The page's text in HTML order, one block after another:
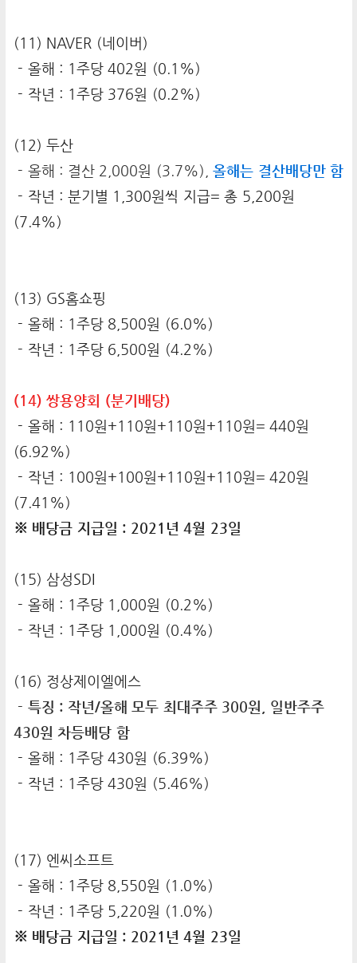
(11) NAVER (네이버)
- 올해 : 1주당 402원 (0.1%)
- 작년 : 1주당 376원 (0.2%)
(12) 두산
- 올해 : 결산 2,000원 (3.7%), 올해는 결산배당만 함
- 작년 : 분기별 1,300원씩 지급= 총 5,200원
(7.4%)
(13) GS홈쇼핑
- 올해 : 1주당 8,500원 (6.0%)
- 작년 : 1주당 6,500원 (4.2%)
(14) 쌍용양회 (분기배당)
- 올해 : 110원+110원+110원+110원= 440원
(6.92%)
- 작년 : 100원+100원+110원+110원= 420원
(7.41%)
※ 배당금 지급일 : 2021년 4월 23일
(15) 삼성SDI
- 올해 : 1주당 1,000원 (0.2%)
- 작년 : 1주당 1,000원 (0.4%)
(16) 정상제이엘에스
- 특징 : 작년/올해 모두 최대주주 300원, 일반주주
430원 차등배당 함
- 올해 : 1주당 430원 (6.39%)
- 작년 : 1주당 430원 (5.46%)
(17) 엔씨소프트
- 올해 : 1주당 8,550원 (1.0%)
- 작년 : 1주당 5,220원 (1.0%)
※ 배당금 지급일 : 2021년 4월 23일